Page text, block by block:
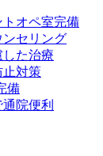
トオペ室完備
セリング
た治療
止対策
備
院便利